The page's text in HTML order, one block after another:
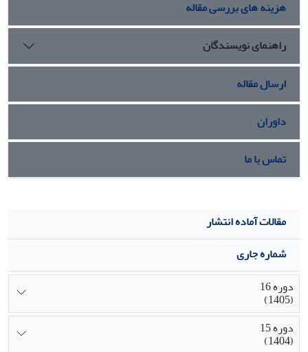
هزینه های بررسی مقاله
راهنمای نویسندگان
ارسال مقاله
داوران
تماس با ما
مقالات آماده انتشار
شماره جاری
دوره 16
(1405)
دوره 15
(1404)